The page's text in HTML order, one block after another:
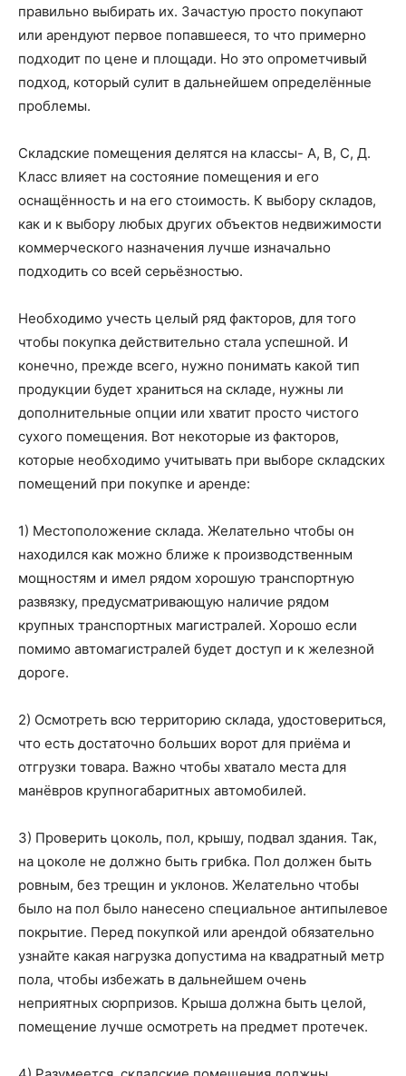
правильно выбирать их. Зачастую просто покупают
или арендуют первое попавшееся, то что примерно
подходит по цене и площади. Но это опрометчивый
подход, который сулит в дальнейшем определённые
проблемы.
Складские помещения делятся на классы- А, В, С, Д.
Класс влияет на состояние помещения и его
оснащённость и на его стоимость. К выбору складов,
как и к выбору любых других объектов недвижимости
коммерческого назначения лучше изначально
подходить со всей серьёзностью.
Необходимо учесть целый ряд факторов, для того
чтобы покупка действительно стала успешной. И
конечно, прежде всего, нужно понимать какой тип
продукции будет храниться на складе, нужны ли
дополнительные опции или хватит просто чистого
сухого помещения. Вот некоторые из факторов,
которые необходимо учитывать при выборе складских
помещений при покупке и аренде:
1) Местоположение склада. Желательно чтобы он
находился как можно ближе к производственным
мощностям и имел рядом хорошую транспортную
развязку, предусматривающую наличие рядом
крупных транспортных магистралей. Хорошо если
помимо автомагистралей будет доступ и к железной
дороге.
2) Осмотреть всю территорию склада, удостовериться,
что есть достаточно больших ворот для приёма и
отгрузки товара. Важно чтобы хватало места для
манёвров крупногабаритных автомобилей.
3) Проверить цоколь, пол, крышу, подвал здания. Так,
на цоколе не должно быть грибка. Пол должен быть
ровным, без трещин и уклонов. Желательно чтобы
было на пол было нанесено специальное антипылевое
покрытие. Перед покупкой или арендой обязательно
узнайте какая нагрузка допустима на квадратный метр
пола, чтобы избежать в дальнейшем очень
неприятных сюрпризов. Крыша должна быть целой,
помещение лучше осмотреть на предмет протечек.